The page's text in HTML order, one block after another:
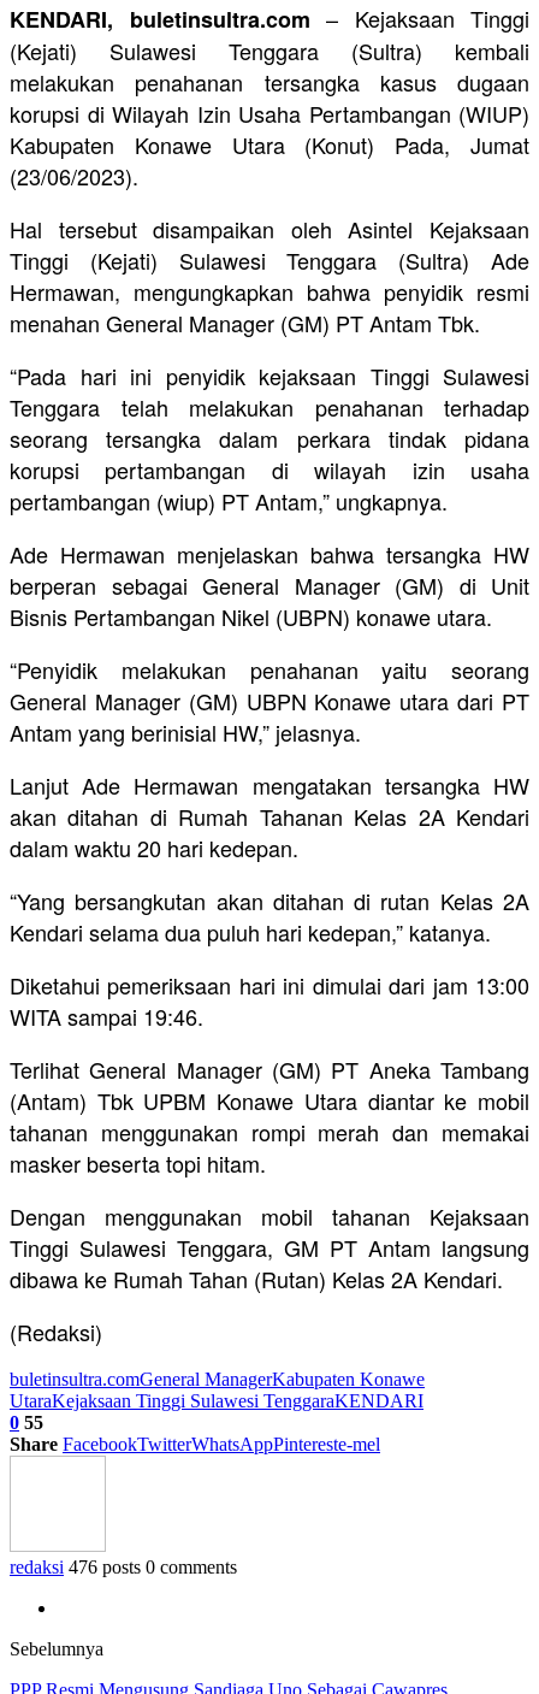
KENDARI, buletinsultra.com – Kejaksaan Tinggi
(Kejati) Sulawesi Tenggara (Sultra) kembali
melakukan penahanan tersangka kasus dugaan
korupsi di Wilayah Izin Usaha Pertambangan (WIUP)
Kabupaten Konawe Utara (Konut) Pada, Jumat
(23/06/2023).
Hal tersebut disampaikan oleh Asintel Kejaksaan
Tinggi (Kejati) Sulawesi Tenggara (Sultra) Ade
Hermawan, mengungkapkan bahwa penyidik resmi
menahan General Manager (GM) PT Antam Tbk.
“Pada hari ini penyidik kejaksaan Tinggi Sulawesi
Tenggara telah melakukan penahanan terhadap
seorang tersangka dalam perkara tindak pidana
korupsi pertambangan di wilayah izin usaha
pertambangan (wiup) PT Antam,” ungkapnya.
Ade Hermawan menjelaskan bahwa tersangka HW
berperan sebagai General Manager (GM) di Unit
Bisnis Pertambangan Nikel (UBPN) konawe utara.
“Penyidik melakukan penahanan yaitu seorang
General Manager (GM) UBPN Konawe utara dari PT
Antam yang berinisial HW,” jelasnya.
Lanjut Ade Hermawan mengatakan tersangka HW
akan ditahan di Rumah Tahanan Kelas 2A Kendari
dalam waktu 20 hari kedepan.
“Yang bersangkutan akan ditahan di rutan Kelas 2A
Kendari selama dua puluh hari kedepan,” katanya.
Diketahui pemeriksaan hari ini dimulai dari jam 13:00
WITA sampai 19:46.
Terlihat General Manager (GM) PT Aneka Tambang
(Antam) Tbk UPBM Konawe Utara diantar ke mobil
tahanan menggunakan rompi merah dan memakai
masker beserta topi hitam.
Dengan menggunakan mobil tahanan Kejaksaan
Tinggi Sulawesi Tenggara, GM PT Antam langsung
dibawa ke Rumah Tahan (Rutan) Kelas 2A Kendari.
(Redaksi)
buletinsultra.comGeneral ManagerKabupaten Konawe
UtaraKejaksaan Tinggi Sulawesi TenggaraKENDARI
0 55
Share FacebookTwitterWhatsAppPintereste-mel
redaksi 476 posts 0 comments
Sebelumnya
PPP Resmi Mengusung Sandiaga Uno Sebagai Cawapres